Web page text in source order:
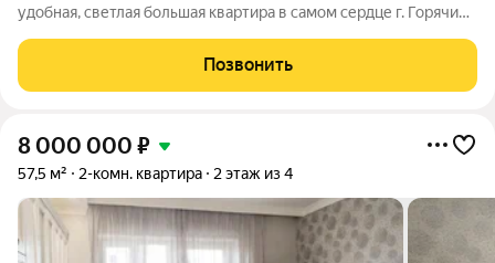
удобная, светлая большая квартира в самом сердце г. Горячий
ипотеку. Дом в центре города, доступность всей
инфраструктуры большая. Если у
Позвонить
8 000 000 ₽
57,5 м² 2-комн. квартира 2 этаж из 4